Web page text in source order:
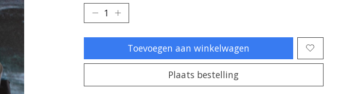
Toevoegen aan winkelwagen
Plaats bestelling